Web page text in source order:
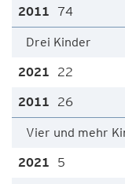
74
Drei Kinder
22
26
Vier und mehr
5